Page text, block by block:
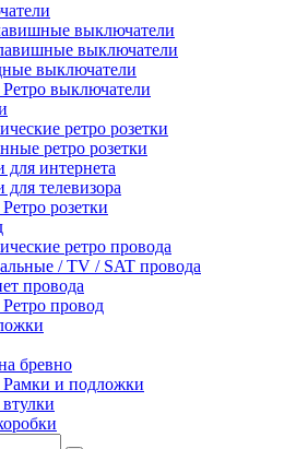
выключатели
выключатели
выключатели
Ретро выключатели
ретро розетки
ретро розетки
для интернета
для телевизора
розетки
ретро провода
/ TV / SAT провода
провода
Ретро провод
бревно
Рамки и подложки